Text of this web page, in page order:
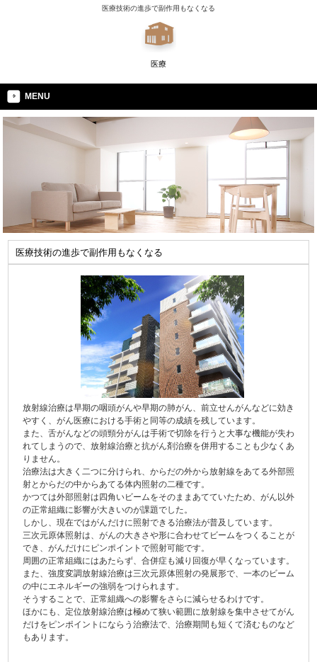
医療技術の進歩で副作用もなくなる
医療
MENU
医療技術の進歩で副作用もなくなる
放射線治療は早期の咽頭がんや早期の肺がん、前立せんがんなどに効き
やすく、がん医療における手術と同等の成績を残しています。
また、舌がんなどの頭頸分がんは手術で切除を行うと大事な機能が失わ
れてしまうので、放射線治療と抗がん剤治療を併用することも少なくあ
りません。
治療法は大きく二つに分けられ、からだの外から放射線をあてる外部照
射とからだの中からあてる体内照射の二種です。
かつては外部照射は四角いビームをそのままあてていたため、がん以外
の正常組織に影響が大きいのが課題でした。
しかし、現在ではがんだけに照射できる治療法が普及しています。
三次元原体照射は、がんの大きさや形に合わせてビームをつくることが
でき、がんだけにピンポイントで照射可能です。
周囲の正常組織にはあたらず、合併症も減り回復が早くなっています。
また、強度変調放射線治療は三次元原体照射の発展形で、一本のビーム
の中にエネルギーの強弱をつけられます。
そうすることで、正常組織への影響をさらに減らせるわけです。
ほかにも、定位放射線治療は極めて狭い範囲に放射線を集中させてがん
だけをピンポイントにならう治療法で、治療期間も短くて済むものなど
もあります。